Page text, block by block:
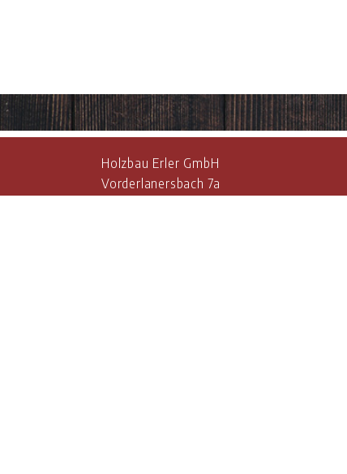
Holzbau Erler GmbH
Vorderlanersbach 7a